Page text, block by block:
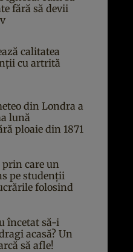
fără să devii
calitatea
cu artrită
din Londra a
lună
ploaie din 1871
care un
pe studenții
folosind
încetat să-i
acasă? Un
să afle!